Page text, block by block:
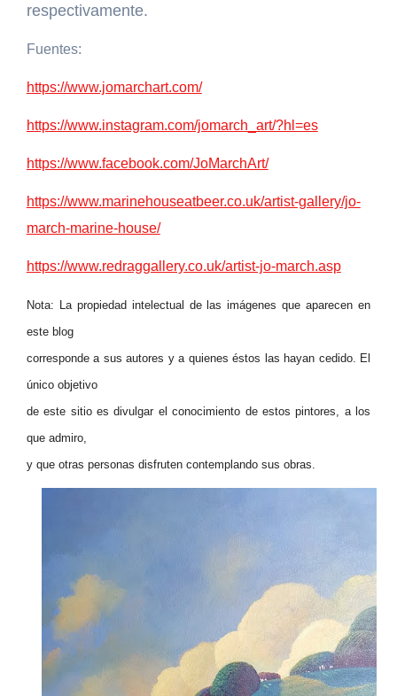
respectivamente.
Fuentes:
https://www.jomarchart.com/
https://www.instagram.com/jomarch_art/?hl=es
https://www.facebook.com/JoMarchArt/
https://www.marinehouseatbeer.co.uk/artist-gallery/jo-
march-marine-house/
https://www.redraggallery.co.uk/artist-jo-march.asp
Nota: La propiedad intelectual de las imágenes que aparecen en
este blog
corresponde a sus autores y a quienes éstos las hayan cedido. El
único objetivo
de este sitio es divulgar el conocimiento de estos pintores, a los
que admiro,
y que otras personas disfruten contemplando sus obras.